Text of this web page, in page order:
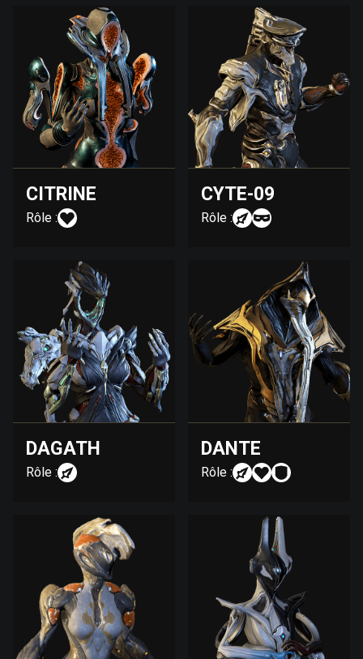
CITRINE
Rôle :
CYTE-09
Rôle :
DAGATH
Rôle :
DANTE
Rôle :